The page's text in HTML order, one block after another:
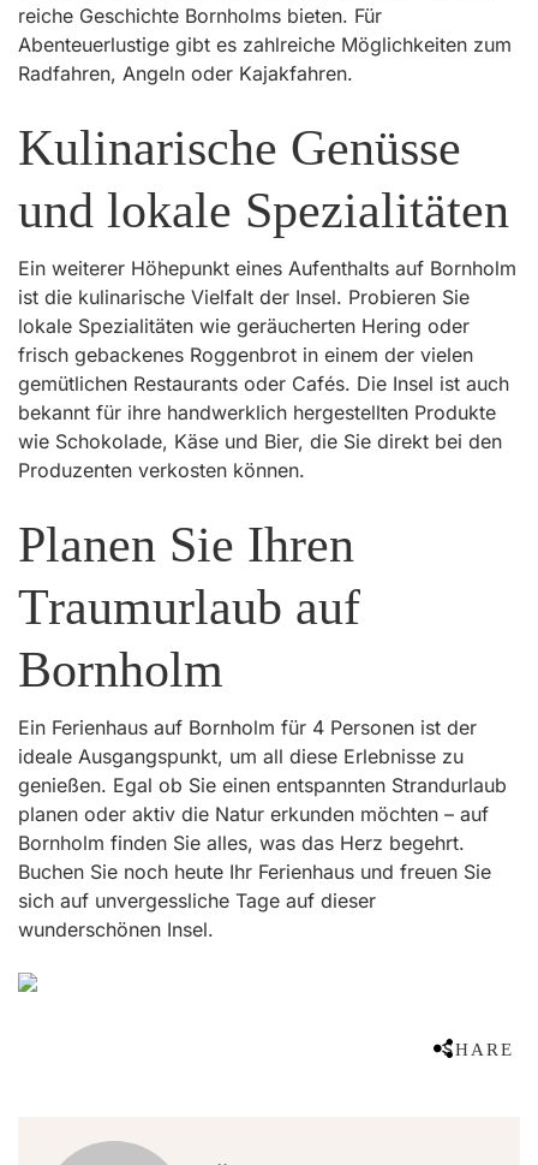
reiche Geschichte Bornholms bieten. Für
Abenteuerlustige gibt es zahlreiche Möglichkeiten zum
Radfahren, Angeln oder Kajakfahren.
Kulinarische Genüsse
und lokale Spezialitäten
Ein weiterer Höhepunkt eines Aufenthalts auf Bornholm
ist die kulinarische Vielfalt der Insel. Probieren Sie
lokale Spezialitäten wie geräucherten Hering oder
frisch gebackenes Roggenbrot in einem der vielen
gemütlichen Restaurants oder Cafés. Die Insel ist auch
bekannt für ihre handwerklich hergestellten Produkte
wie Schokolade, Käse und Bier, die Sie direkt bei den
Produzenten verkosten können.
Planen Sie Ihren
Traumurlaub auf
Bornholm
Ein Ferienhaus auf Bornholm für 4 Personen ist der
ideale Ausgangspunkt, um all diese Erlebnisse zu
genießen. Egal ob Sie einen entspannten Strandurlaub
planen oder aktiv die Natur erkunden möchten – auf
Bornholm finden Sie alles, was das Herz begehrt.
Buchen Sie noch heute Ihr Ferienhaus und freuen Sie
sich auf unvergessliche Tage auf dieser
wunderschönen Insel.
SHARE